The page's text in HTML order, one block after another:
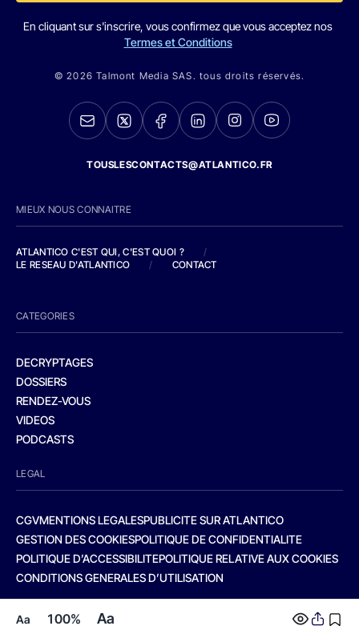
Aa 100% Aa
En cliquant sur s'inscrire, vous confirmez que vous acceptez nos
Termes et Conditions
© 2026 Talmont Media SAS. tous droits réservés.
TOUSLESCONTACTS@ATLANTICO.FR
MIEUX NOUS CONNAITRE
ATLANTICO C'EST QUI, C'EST QUOI ?
/
LE RESEAU D'ATLANTICO
/ CONTACT
CATEGORIES
DECRYPTAGES
DOSSIERS
RENDEZ-VOUS
VIDEOS
PODCASTS
LEGAL
CGVMENTIONS LEGALESPUBLICITE SUR ATLANTICO
GESTION DES COOKIESPOLITIQUE DE CONFIDENTIALITE
POLITIQUE D’ACCESSIBILITEPOLITIQUE RELATIVE AUX COOKIES
CONDITIONS GENERALES D’UTILISATION